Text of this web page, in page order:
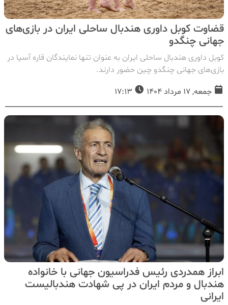
قضاوت کوبل داوری هندبال ساحلی ایران در بازی‌های
جهانی چنگدو
کوبل داوری هندبال ساحلی ایران به عنوان تنها نمایندگان قاره آسیا در
بازی‌های جهانی چنگدو چین حضور دارند.
جمعه, 17 مرداد 1404
ابراز همدردی رئیس فدراسیون جهانی با خانواده
هندبال و مردم ایران در‌ پی شهادت هندبالیست
ایرانی